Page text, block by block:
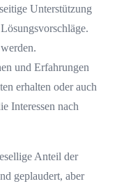
Unterstützung
und Erfahrungen
erhalten oder auch
Interessen nach
Anteil der
geplaudert, aber